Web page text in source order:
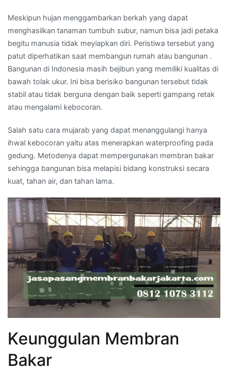
Meskipun hujan menggambarkan berkah yang dapat
menghasilkan tanaman tumbuh subur, namun bisa jadi petaka
begitu manusia tidak meyiapkan diri. Peristiwa tersebut yang
patut diperhatikan saat membangun rumah atau bangunan .
Bangunan di Indonesia masih bejibun yang memiliki kualitas di
bawah tolak ukur. Ini bisa berisiko bangunan tersebut tidak
stabil atau tidak berguna dengan baik seperti gampang retak
atau mengalami kebocoran.
Salah satu cara mujarab yang dapat menanggulangi hanya
ihwal kebocoran yaitu atas menerapkan waterproofing pada
gedung. Metodenya dapat mempergunakan membran bakar
sehingga bangunan bisa melapisi bidang konstruksi secara
kuat, tahan air, dan tahan lama.
Keunggulan Membran
Bakar